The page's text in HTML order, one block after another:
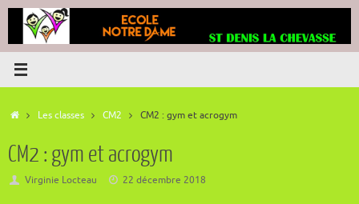
Passer
contenu
AccueilLes classes CM2 CM2 : gym et acrogym
CM2 : gym et acrogym
Virginie Locteau 22 décembre 2018